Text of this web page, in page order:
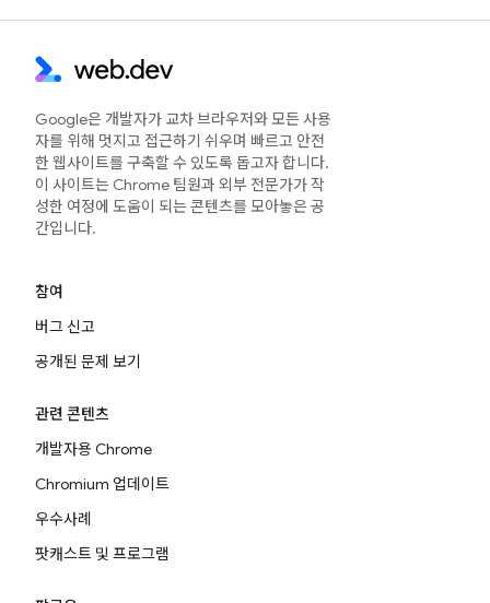
Google은 개발자가 교차 브라우저와 모든 사용
자를 위해 멋지고 접근하기 쉬우며 빠르고 안전
한 웹사이트를 구축할 수 있도록 돕고자 합니다.
이 사이트는 Chrome 팀원과 외부 전문가가 작
성한 여정에 도움이 되는 콘텐츠를 모아놓은 공
간입니다.
참여
버그 신고
공개된 문제 보기
관련 콘텐츠
개발자용 Chrome
Chromium 업데이트
우수사례
팟캐스트 및 프로그램